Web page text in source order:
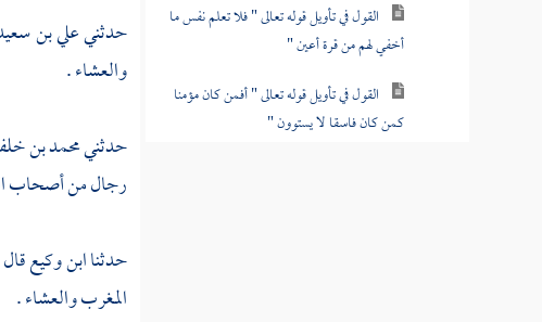
القول في تأويل قوله تعالى " فلا تعلم نفس ما
أخفي لهم من قرة أعين "
القول في تأويل قوله تعالى " أفمن كان مؤمنا
كمن كان فاسقا لا يستوون "
حدثنيعلي بن
والعشاء .
حدثنيمحمد بن
رجال من أصحاب
حدثناابن وكيع
المغرب والعشاء .